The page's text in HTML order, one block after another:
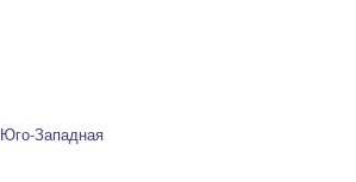
Западная